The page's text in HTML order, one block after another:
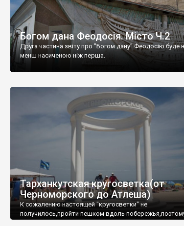
Богом дана Феодосія. Місто Ч.2
Друга частина звіту про "Богом дану" Феодосію буде
менш насиченою ніж перша.
Тарханкутская кругосветка(от
Черноморского до Атлеша)
К сожалению настоящей "кругосветки" не
получилось,пройти пешком вдоль